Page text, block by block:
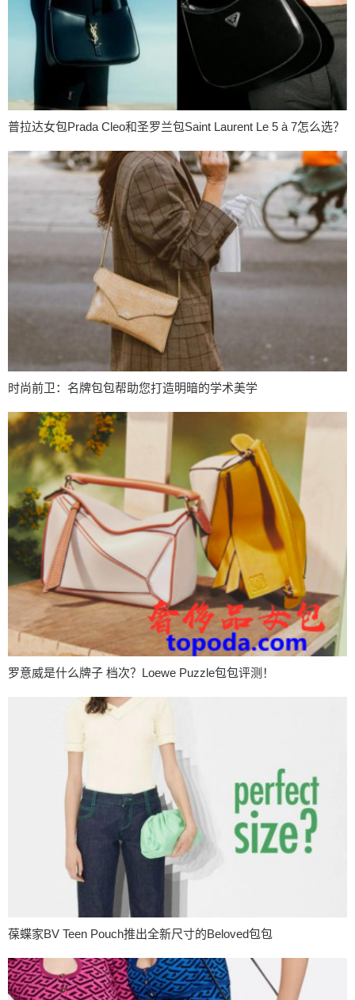
普拉达女包Prada Cleo和圣罗兰包Saint Laurent Le 5 à 7怎么选？
时尚前卫：名牌包包帮助您打造明暗的学术美学
罗意威是什么牌子 档次？Loewe Puzzle包包评测！
葆蝶家BV Teen Pouch推出全新尺寸的Beloved包包